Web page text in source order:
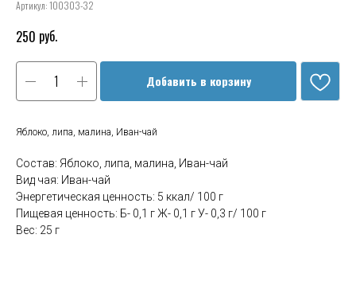
Артикул:100303-32
250 руб.
Добавить в корзину
Яблоко, липа, малина, Иван-чай
Состав: Яблоко, липа, малина, Иван-чай
Вид чая: Иван-чай
Энергетическая ценность: 5 ккал/ 100 г
Пищевая ценность: Б- 0,1 г Ж- 0,1 г У- 0,3 г/ 100 г
Вес: 25 г